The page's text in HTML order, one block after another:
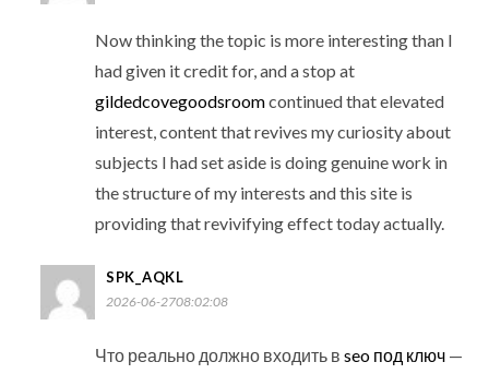
Now thinking the topic is more interesting than I
had given it credit for, and a stop at
gildedcovegoodsroomcontinued that elevated
interest, content that revives my curiosity about
subjects I had set aside is doing genuine work in
the structure of my interests and this site is
providing that revivifying effect today actually.
SPK_AQKL
2026-06-2708:02:08
Что реально должно входить в seo под ключ—